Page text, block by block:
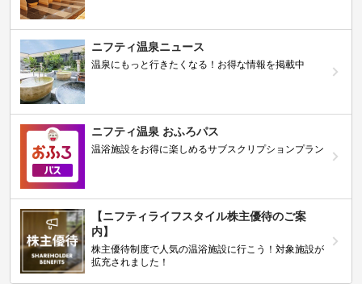
ニフティ温泉ニュース
温泉にもっと行きたくなる！お得な情報を掲載中
ニフティ温泉 おふろパス
温浴施設をお得に楽しめるサブスクリプションプラン
【ニフティライフスタイル株主優待のご案
内】
株主優待制度で人気の温浴施設に行こう！対象施設が
拡充されました！